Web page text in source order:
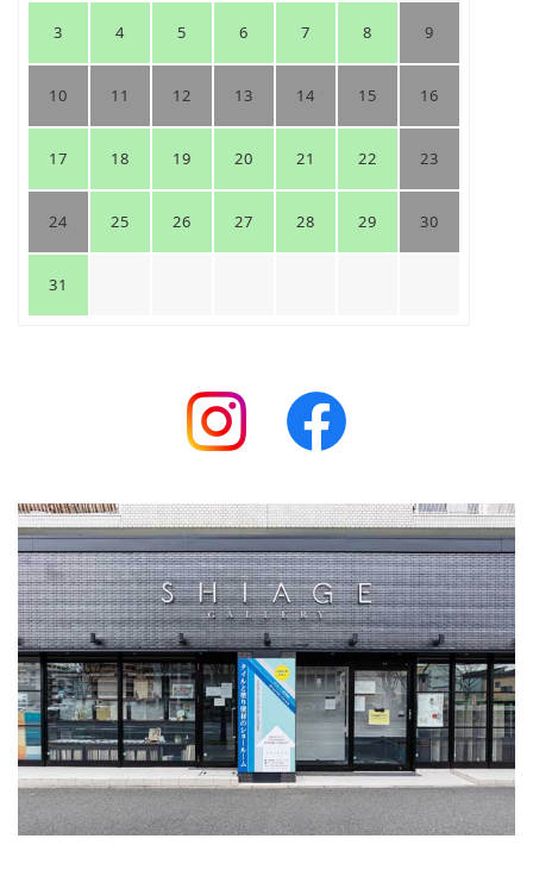
3 4 5 6 7 8 9
10 11 12 13 14 15 16
17 18 19 20 21 22 23
24 25 26 27 28 29 30
31